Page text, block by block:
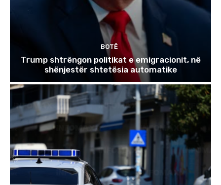
BOTË
Trump shtrëngon politikat e emigracionit, në
shënjestër shtetësia automatike